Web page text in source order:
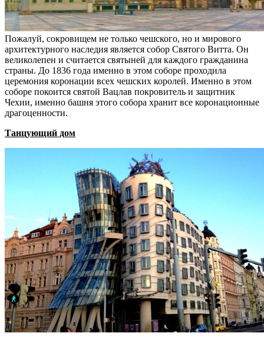
Пожалуй, сокровищем не только чешского, но и мирового
архитектурного наследия является собор Святого Витта. Он
великолепен и считается святыней для каждого гражданина
страны. До 1836 года именно в этом соборе проходила
церемония коронации всех чешских королей. Именно в этом
соборе покоится святой Вацлав покровитель и защитник
Чехии, именно башня этого собора хранит все коронационные
драгоценности.
Танцующий дом